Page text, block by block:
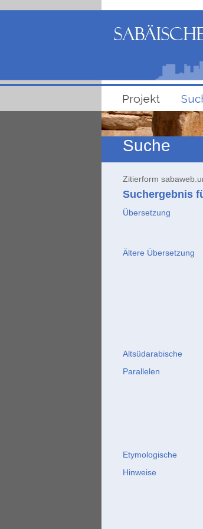
Projekt
Suche
Zitierform
Suchergebnis
Übersetzung
Ältere Übersetzung
Altsüdarabische
Parallelen
Etymologische
Hinweise